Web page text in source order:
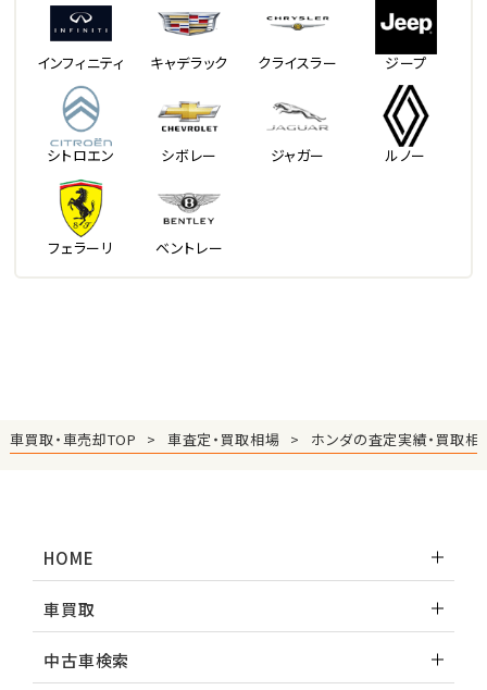
インフィニティ キャデラック クライスラー ジープ
シトロエン シボレー ジャガー ルノー
フェラーリ ベントレー
車買取・車売却TOP 車査定・買取相場 ホンダの査定実績・買取相
HOME
車買取
中古車検索